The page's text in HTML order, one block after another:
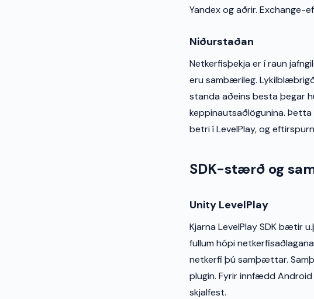
Yandex og aðrir.
Niðurstaðan
Netkerfisþekja er í raun
eru sambærileg.
standa aðeins besta þegar
keppinautsaðlögunina.
betri í LevelPlay, og
SDK-stærð og
Unity LevelPlay
Kjarna LevelPlay SDK bætir
fullum hópi
netkerfi þú samþættar.
plugin. Fyrir innfædd
skjalfest.